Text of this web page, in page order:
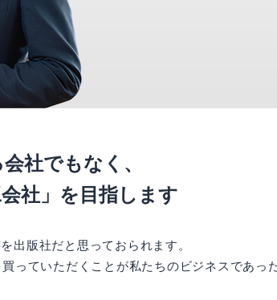
社でもなく、
社」を目指します
出版社だと思っておられます。
っていただくことが私たちのビジネスであっ